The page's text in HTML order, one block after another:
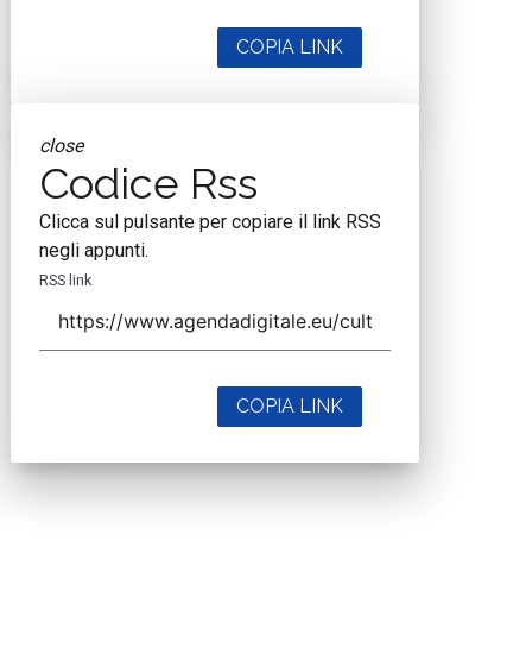
COPIA LINK
close
Codice Rss
Clicca sul pulsante per copiare il link RSS
negli appunti.
RSS link
COPIA LINK